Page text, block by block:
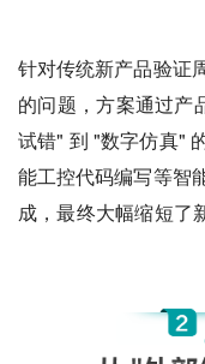
针对传统新产品验证
的问题，方案通过产
试错" 到 "数字仿真"
能工控代码编写等智
成，最终大幅缩短了